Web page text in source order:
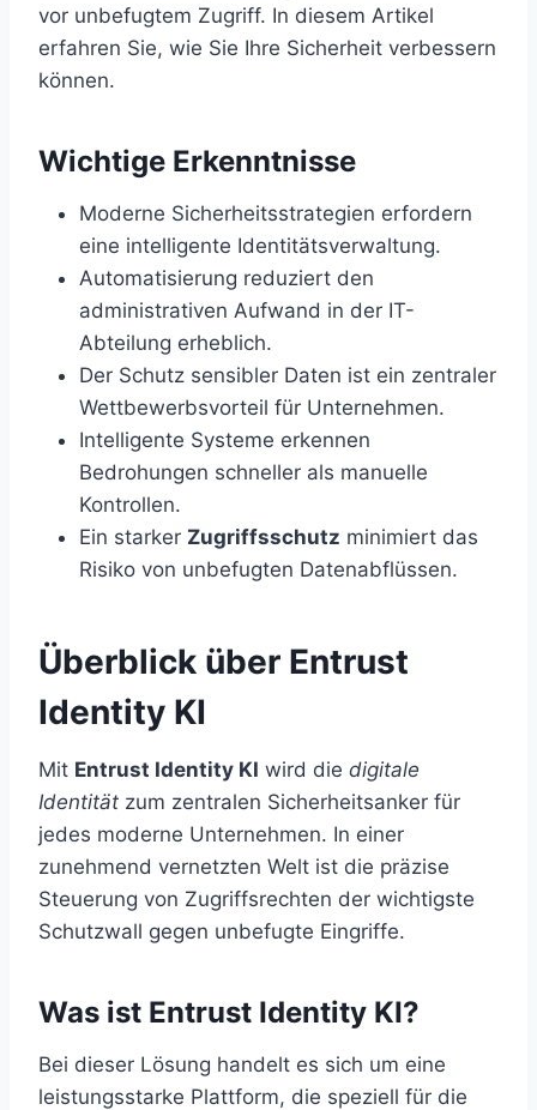
vor unbefugtem Zugriff. In diesem Artikel
erfahren Sie, wie Sie Ihre Sicherheit verbessern
können.
Wichtige Erkenntnisse
Moderne Sicherheitsstrategien erfordern
eine intelligente Identitätsverwaltung.
Automatisierung reduziert den
administrativen Aufwand in der IT-
Abteilung erheblich.
Der Schutz sensibler Daten ist ein zentraler
Wettbewerbsvorteil für Unternehmen.
Intelligente Systeme erkennen
Bedrohungen schneller als manuelle
Kontrollen.
Ein starker Zugriffsschutz minimiert das
Risiko von unbefugten Datenabflüssen.
Überblick über Entrust
Identity KI
Mit Entrust Identity KI wird die digitale
Identität zum zentralen Sicherheitsanker für
jedes moderne Unternehmen. In einer
zunehmend vernetzten Welt ist die präzise
Steuerung von Zugriffsrechten der wichtigste
Schutzwall gegen unbefugte Eingriffe.
Was ist Entrust Identity KI?
Bei dieser Lösung handelt es sich um eine
leistungsstarke Plattform, die speziell für die